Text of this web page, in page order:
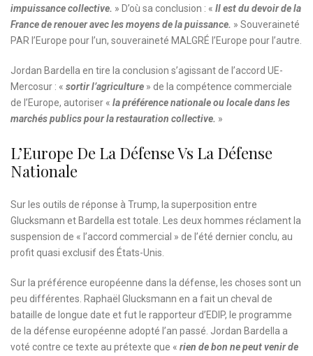
impuissance collective. » D’où sa conclusion : « Il est du devoir de la
France de renouer avec les moyens de la puissance. » Souveraineté
PAR l’Europe pour l’un, souveraineté MALGRÉ l’Europe pour l’autre.
Jordan Bardella en tire la conclusion s’agissant de l’accord UE-
Mercosur : « sortir l’agriculture » de la compétence commerciale
de l’Europe, autoriser « la préférence nationale ou locale dans les
marchés publics pour la restauration collective. »
L’Europe De La Défense Vs La Défense
Nationale
Sur les outils de réponse à Trump, la superposition entre
Glucksmann et Bardella est totale. Les deux hommes réclament la
suspension de « l’accord commercial » de l’été dernier conclu, au
profit quasi exclusif des États-Unis.
Sur la préférence européenne dans la défense, les choses sont un
peu différentes. Raphaël Glucksmann en a fait un cheval de
bataille de longue date et fut le rapporteur d’EDIP, le programme
de la défense européenne adopté l’an passé. Jordan Bardella a
voté contre ce texte au prétexte que « rien de bon ne peut venir de